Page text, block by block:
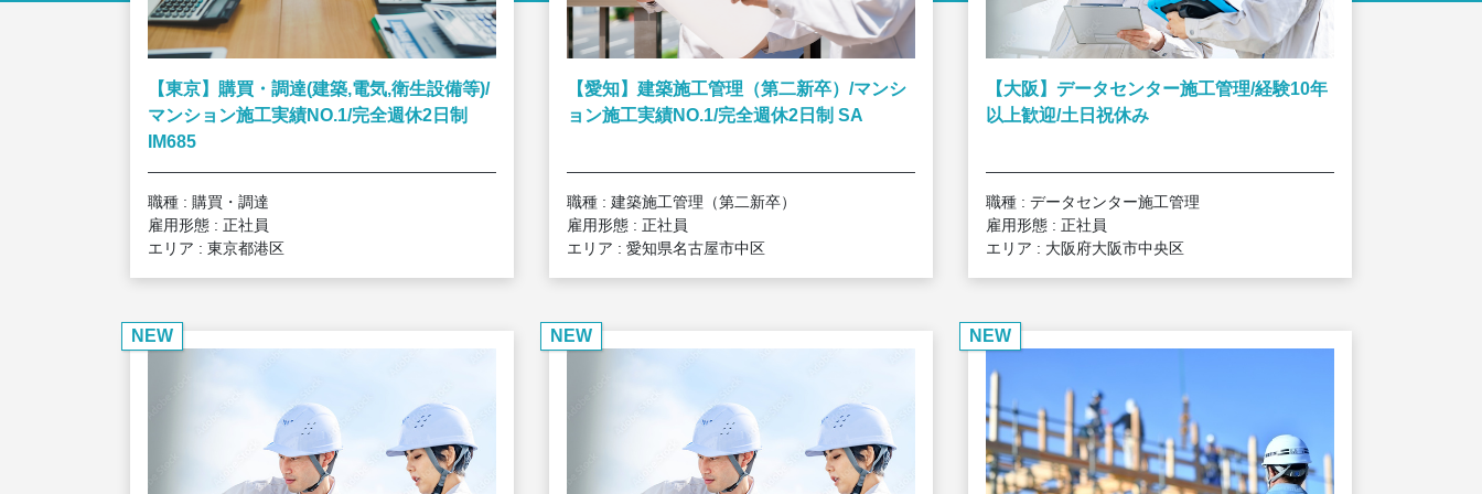
【東京】購買・調達(建築,電気,衛生設備等)/
マンション施工実績NO.1/完全週休2日制
IM685
職種 : 購買・調達
雇用形態 : 正社員
エリア : 東京都港区
【愛知】建築施工管理（第二新卒）/マンシ
ョン施工実績NO.1/完全週休2日制 SA
職種 : 建築施工管理（第二新卒）
雇用形態 : 正社員
エリア : 愛知県名古屋市中区
【大阪】データセンター施工管理/経験10年
以上歓迎/土日祝休み
職種 : データセンター施工管理
雇用形態 : 正社員
エリア : 大阪府大阪市中央区
NEW NEW NEW